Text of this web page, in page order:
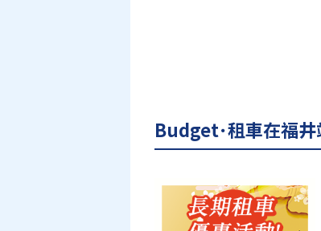
Budget･租車在福井